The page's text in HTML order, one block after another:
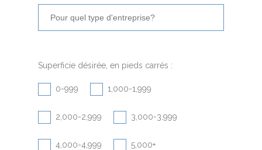
Superficie désirée, en pieds carrés :
0-999 1,000-1,999
2,000-2,999 3,000-3,999
4,000-4,999 5,000+